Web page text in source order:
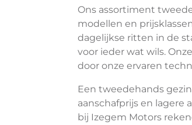
Ons assortiment
modellen en
dagelijkse ritten in de
voor ieder wat wils.
door onze ervaren
Een tweedehands
aanschafprijs en lagere
bij Izegem Motors